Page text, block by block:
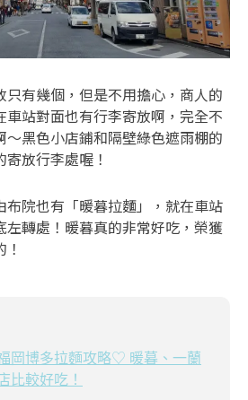
有幾個，但是不用擔心，商人的
站對面也有行李寄放啊，完全不
～黑色小店鋪和隔壁綠色遮雨棚的
放行李處喔！
布院也有「暖暮拉麵」，就在車站
左轉處！暖暮真的非常好吃，榮獲
岡博多拉麵攻略♡ 暖暮、一蘭
比較好吃！